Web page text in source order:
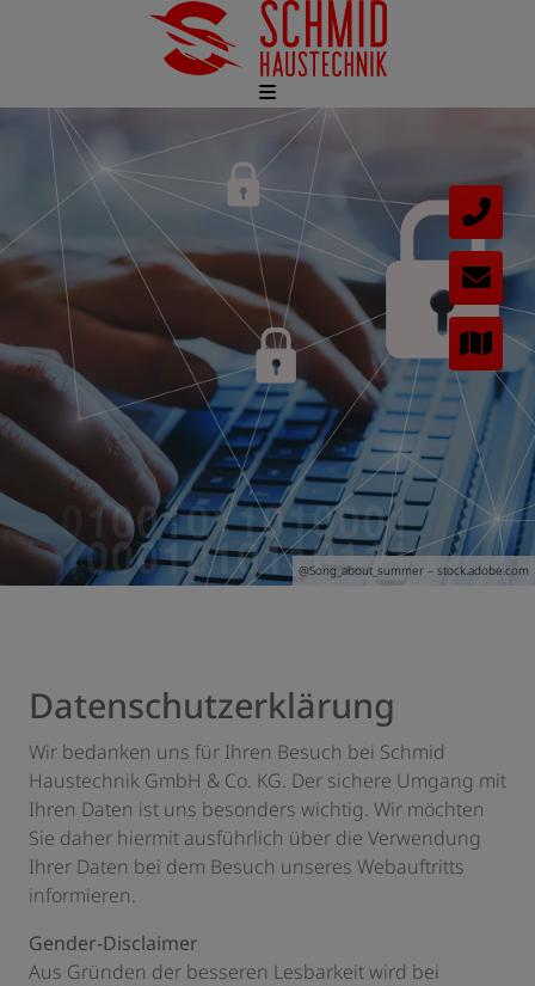
@Song_about_summer – stock.adobe.com
Datenschutzerklärung
Wir bedanken uns für Ihren Besuch bei Schmid
Haustechnik GmbH & Co. KG. Der sichere Umgang mit
Ihren Daten ist uns besonders wichtig. Wir möchten
Sie daher hiermit ausführlich über die Verwendung
Ihrer Daten bei dem Besuch unseres Webauftritts
informieren.
Gender-Disclaimer
Aus Gründen der besseren Lesbarkeit wird bei